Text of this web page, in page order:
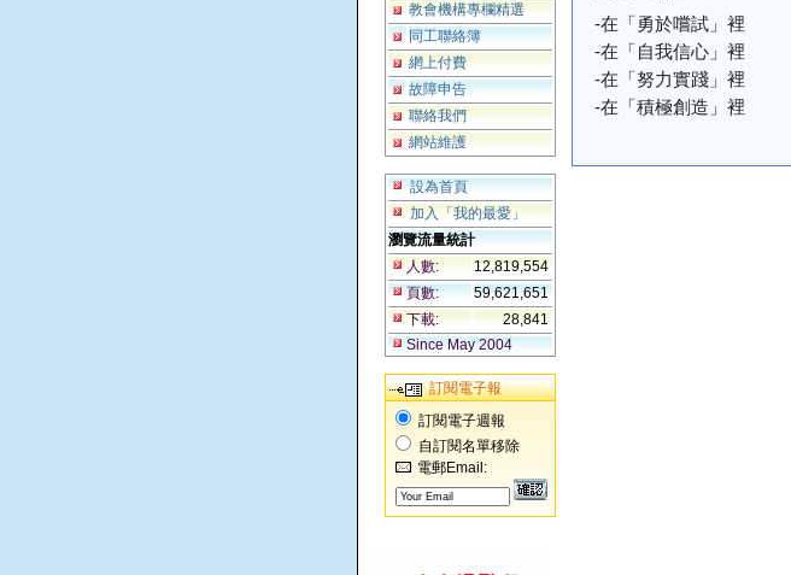
教會機構專欄精選
同工聯絡簿
網上付費
故障申告
聯絡我們
網站維護
設為首頁
加入「我的最愛」
瀏覽流量統計
人數:
12,819,554
頁數:
59,621,651
下載:
28,841
Since May 2004
訂閱電子報
訂閱電子週報
自訂閱名單移除
電郵Email:
-在「勇於嚐試」裡
-在「自我信心」裡
-在「努力實踐」裡
-在「積極創造」裡